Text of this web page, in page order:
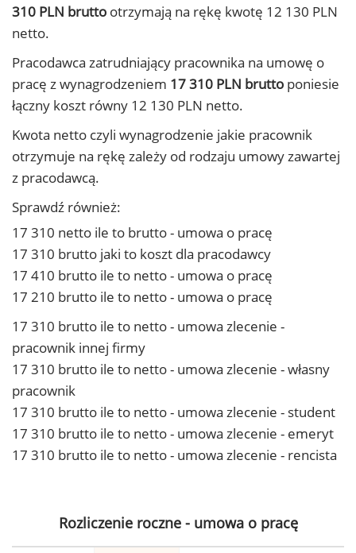
310 PLN brutto otrzymają na rękę kwotę 12 130 PLN
netto.
Pracodawca zatrudniający pracownika na umowę o
pracę z wynagrodzeniem 17 310 PLN brutto poniesie
łączny koszt równy 12 130 PLN netto.
Kwota netto czyli wynagrodzenie jakie pracownik
otrzymuje na rękę zależy od rodzaju umowy zawartej
z pracodawcą.
Sprawdź również:
17 310 netto ile to brutto - umowa o pracę
17 310 brutto jaki to koszt dla pracodawcy
17 410 brutto ile to netto - umowa o pracę
17 210 brutto ile to netto - umowa o pracę
17 310 brutto ile to netto - umowa zlecenie -
pracownik innej firmy
17 310 brutto ile to netto - umowa zlecenie - własny
pracownik
17 310 brutto ile to netto - umowa zlecenie - student
17 310 brutto ile to netto - umowa zlecenie - emeryt
17 310 brutto ile to netto - umowa zlecenie - rencista
Rozliczenie roczne - umowa o pracę